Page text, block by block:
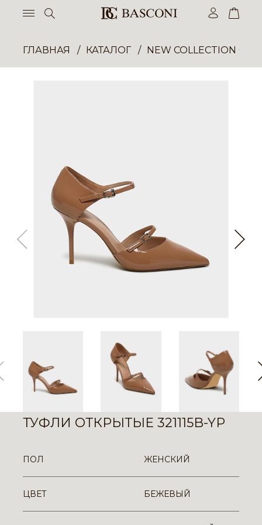
ГЛАВНАЯ КАТАЛОГ NEW COLLECTION
ТУФЛИ ОТКРЫТЫЕ 321115B-YP
ПОЛ ЖЕНСКИЙ
ЦВЕТ БЕЖЕВЫЙ